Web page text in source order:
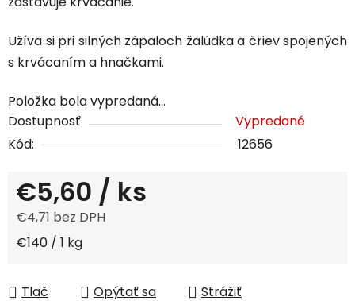
Užíva si pri silných zápaloch žalúdka a čriev spojených
s krvácaním a hnačkami.
Položka bola vypredaná…
Dostupnosť
Vypredané
Kód:
12656
€5,60 / ks
€4,71 bez DPH
Jednotková cena:
€140 / 1 kg
Tlač Opýtať sa
Strážiť